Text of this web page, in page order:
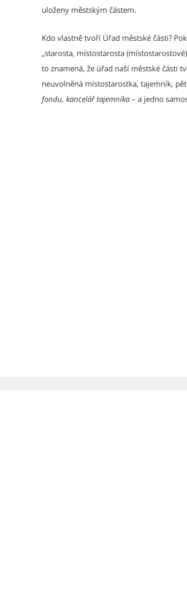
uloženy městským částem.
Kdo vlastně tvoří Úřad městské části?
„starosta, místostarosta
to znamená, že úřad naší městské části
neuvolněná místostarostka, tajemník,
fondu, kancelář tajemníka – a jedno